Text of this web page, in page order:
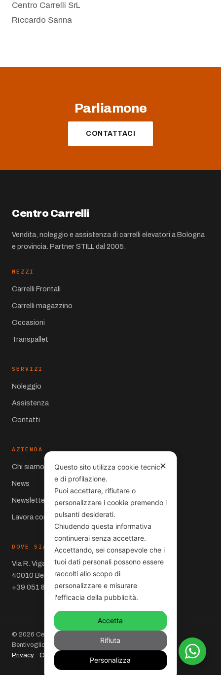
Centro Carrelli SrL
Riccardo Sanna
Parliamone
CONTATTACI
Centro Carrelli
Vendita, noleggio e assistenza di carrelli elevatori a Bologna
e provincia. Partner STILL dal 2005.
MEZZI
Carrelli Frontali
Carrelli magazzino
Occasioni
Transpallet
SERVIZI
Noleggio
Assistenza
Contatti
AZIENDA
Chi siamo
News
Newsletter
Lavora con noi
DOVE SIAMO
Via R. Viganò 10
40010 Bentivoglio (BO)
+39 051 860066
© 2026 Centro Carrelli S.r.l. – Via R. Viganò 10,
Bentivoglio (BO) – P.IVA 01714321203. Partner STILL.
Privacy · Cookie policy
✕
Questo sito utilizza cookie tecnici
e di profilazione.
Puoi accettare, rifiutare o
personalizzare i cookie premendo i
pulsanti desiderati.
Chiudendo questa informativa
continuerai senza accettare.
Accettando, sei consapevole che i
tuoi dati personali possono essere
raccolti allo scopo di
personalizzare e misurare
l'efficacia della pubblicità.
Accetta
Rifiuta
Personalizza